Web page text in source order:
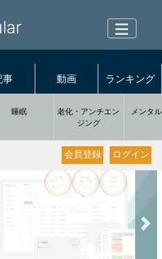
事 動画 ランキング
睡眠
老化・アンチエン
ジング
メンタ
ログイン
会員登録